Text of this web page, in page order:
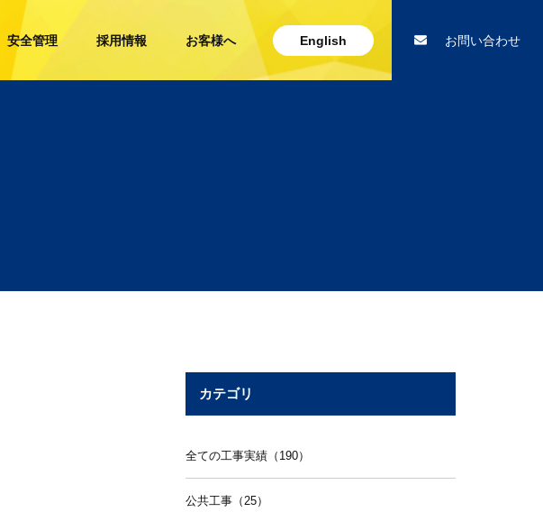
安全管理 採用情報 お客様へ English お問い合わせ
カテゴリ
全ての工事実績（190）
公共工事（25）